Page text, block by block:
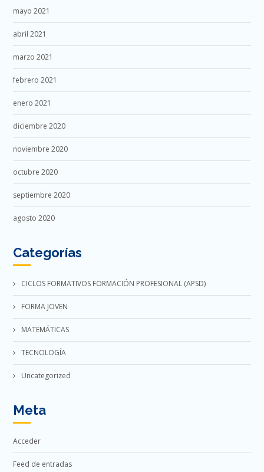
mayo 2021
abril 2021
marzo 2021
febrero 2021
enero 2021
diciembre 2020
noviembre 2020
octubre 2020
septiembre 2020
agosto 2020
Categorías
CICLOS FORMATIVOS FORMACIÓN PROFESIONAL (APSD)
FORMA JOVEN
MATEMÁTICAS
TECNOLOGÍA
Uncategorized
Meta
Acceder
Feed de entradas